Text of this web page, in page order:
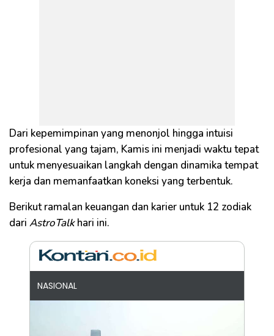
Dari kepemimpinan yang menonjol hingga intuisi
profesional yang tajam, Kamis ini menjadi waktu tepat
untuk menyesuaikan langkah dengan dinamika tempat
kerja dan memanfaatkan koneksi yang terbentuk.
Berikut ramalan keuangan dan karier untuk 12 zodiak
dari AstroTalkhari ini.
NASIONAL